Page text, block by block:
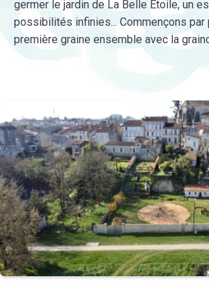
germer le jardin de La Belle Etoile, un
possibilités infinies... Commençons par
première graine ensemble avec la